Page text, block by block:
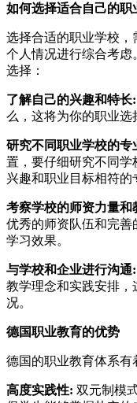
如何选择适合自己的职
选择合适的职业学校
个人情况进行综合考
选择：
了解自己的兴趣和特长:
么，这将为你的职业选
研究不同职业学校的专
置，要仔细研究不同学
兴趣和职业目标相符的
考察学校的师资力量和
优秀的师资队伍和完
学习效果。
与学校和企业进行沟通:
教学理念和实践安排
况。
德国职业教育的优势
德国的职业教育体系有
高度实践性: 双元制模